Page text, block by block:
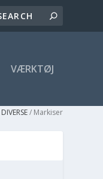
VÆRKTØJ
DIVERSE/ Markiser